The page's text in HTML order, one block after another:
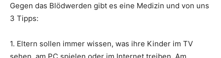
Gegen das Blödwerden gibt es eine Medizin und von uns
3 Tipps:
1. Eltern sollen immer wissen, was ihre Kinder im TV